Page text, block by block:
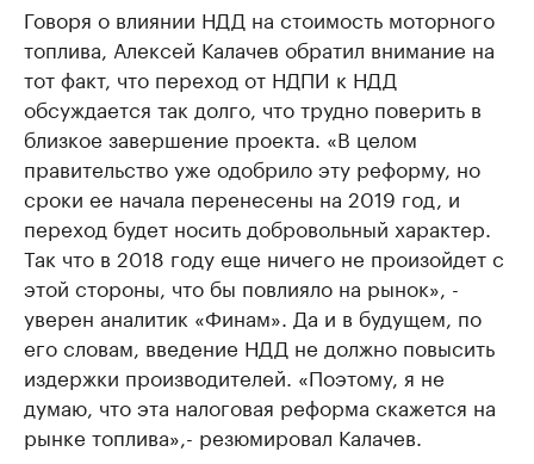
Говоря о влиянии НДД на стоимость моторного
топлива, Алексей Калачев обратил внимание на
тот факт, что переход от НДПИ к НДД
обсуждается так долго, что трудно поверить в
близкое завершение проекта. «В целом
правительство уже одобрило эту реформу, но
сроки ее начала перенесены на 2019 год, и
переход будет носить добровольный характер.
Так что в 2018 году еще ничего не произойдет с
этой стороны, что бы повлияло на рынок», -
уверен аналитик «Финам». Да и в будущем, по
его словам, введение НДД не должно повысить
издержки производителей. «Поэтому, я не
думаю, что эта налоговая реформа скажется на
рынке топлива»,- резюмировал Калачев.